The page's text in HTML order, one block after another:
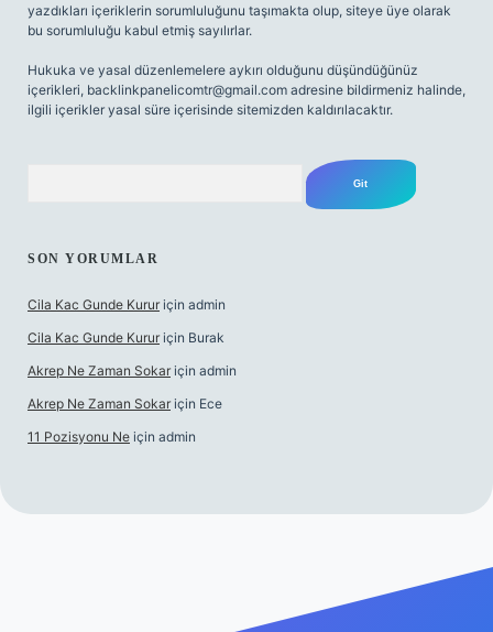
yazdıkları içeriklerin sorumluluğunu taşımakta olup, siteye üye olarak
bu sorumluluğu kabul etmiş sayılırlar.
Hukuka ve yasal düzenlemelere aykırı olduğunu düşündüğünüz
içerikleri, backlinkpanelicomtr@gmail.com adresine bildirmeniz halinde,
ilgili içerikler yasal süre içerisinde sitemizden kaldırılacaktır.
SON YORUMLAR
Cila Kac Gunde Kurur için admin
Cila Kac Gunde Kurur için Burak
Akrep Ne Zaman Sokar için admin
Akrep Ne Zaman Sokar için Ece
11 Pozisyonu Ne için admin